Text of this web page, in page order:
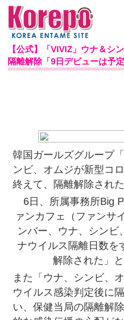
【公式】「VIVIZ」ウナ＆シ
隔離解除「9日デビューは予定
韓国ガールズグループ
ンビ、オムジが新型コ
終えて、隔離解除された
6日、所属事務所Big
ァンカフェ（ファンサ
ンバー、ウナ、シンビ
ナウイルス隔離日数を
解除された」と
また「ウナ、シンビ、
ウイルス感染判定後に
い、保健当局の隔離解